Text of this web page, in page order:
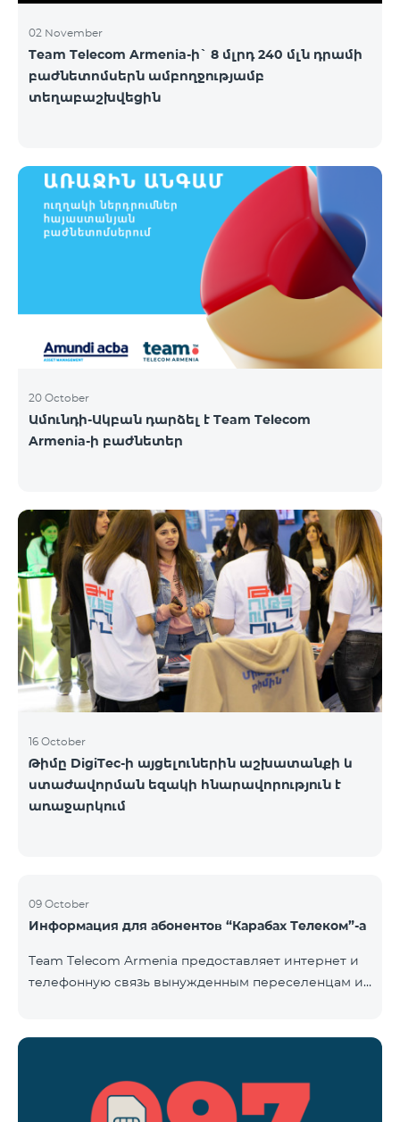
02 November
Team Telecom Armenia-ի` 8 մլրդ 240 մլն դրամի
բաժնետոմսերն ամբողջությամբ
տեղաբաշխվեցին
20 October
Ամունդի-Ակբան դարձել է Team Telecom
Armenia-ի բաժնետեր
16 October
Թիմը DigiTec-ի այցելուներին աշխատանքի և
ստաժավորման եզակի հնարավորություն է
առաջարկում
09 October
Информация для абонентов “Карабах Телеком”-а
Team Telecom Armenia предоставляет интернет и
телефонную связь вынужденным переселенцам из
самым соглашаясь с его условиями,
размещенными на сайте www.telecomarmenia.am и